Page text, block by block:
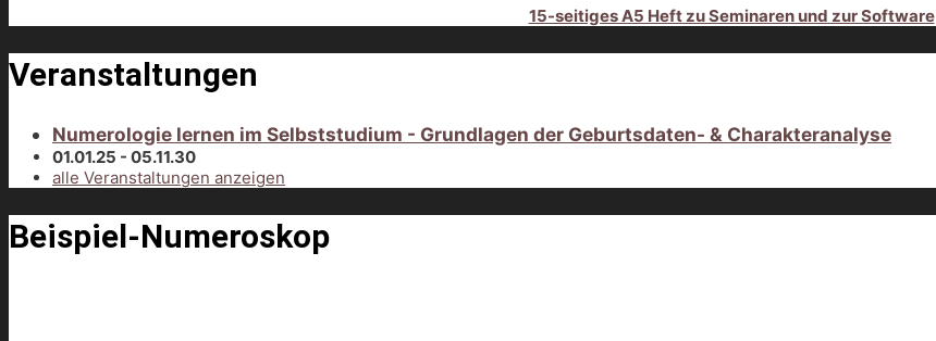
15-seitiges A5 Heft zu Seminaren und zur Software
Veranstaltungen
Numerologie lernen im Selbststudium - Grundlagen der Geburtsdaten- & Charakteranalyse
01.01.25 - 05.11.30
alle Veranstaltungen anzeigen
Beispiel-Numeroskop